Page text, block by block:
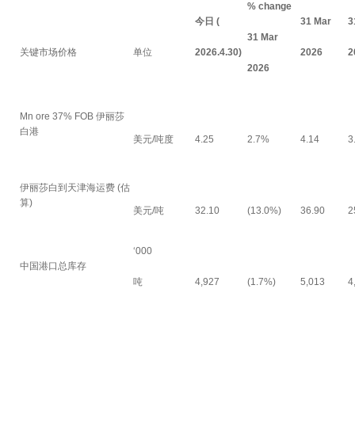
关键市场价格 单位
今日 (
2026.4.30)
% change
31 Mar
2026
31 Mar
2026
Mn ore 37% FOB 伊丽莎
白港
美元/吨度 4.25 2.7% 4.14
伊丽莎白到天津海运费 (估
算)
美元/吨 32.10 (13.0%) 36.90
中国港口总库存
‘000
吨 4,927 (1.7%) 5,013